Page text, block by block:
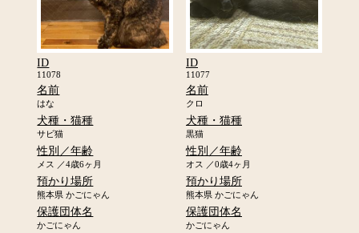
ID
11078
名前
はな
犬種・猫種
サビ猫
性別／年齢
メス ／4歳6ヶ月
預かり場所
熊本県 かごにゃん
保護団体名
かごにゃん
ID
11077
名前
クロ
犬種・猫種
黒猫
性別／年齢
オス ／0歳4ヶ月
預かり場所
熊本県 かごにゃん
保護団体名
かごにゃん